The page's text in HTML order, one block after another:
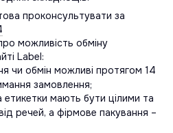
проконсультувати за
можливість обміну
Label:
чи обмін можливі протягом 14
замовлення;
етикетки мають бути цілими та
речей, а фірмове пакування –